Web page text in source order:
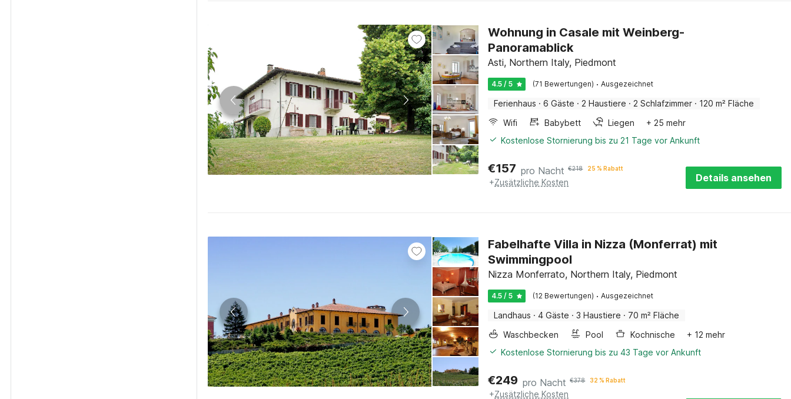
Wohnung in Casale mit Weinberg-
Panoramablick
Asti, Northern Italy, Piedmont
4.5 / 5 (71 Bewertungen) · Ausgezeichnet
Ferienhaus · 6 Gäste · 2 Haustiere · 2 Schlafzimmer · 120 m² Fläche
Wifi
Babybett Liegen
+ 25 mehr
Kostenlose Stornierung bis zu 21 Tage vor Ankunft
€157 pro Nacht €218 25 % Rabatt
+Zusätzliche Kosten Details ansehen
Fabelhafte Villa in Nizza (Monferrat) mit
Swimmingpool
Nizza Monferrato, Northern Italy, Piedmont
4.5 / 5 (12 Bewertungen) · Ausgezeichnet
Landhaus · 4 Gäste · 3 Haustiere · 70 m² Fläche
Waschbecken
Pool Kochnische
+ 12 mehr
Kostenlose Stornierung bis zu 43 Tage vor Ankunft
€249 pro Nacht €378 32 % Rabatt
+Zusätzliche Kosten